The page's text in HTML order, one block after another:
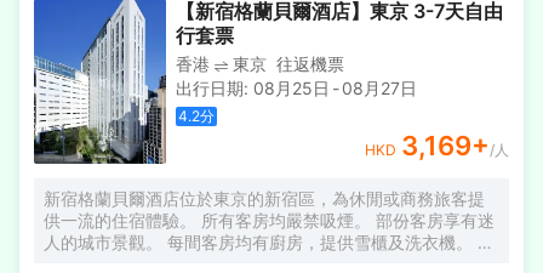
電源插座·充電用USB接口，採用席夢思公司制高級彈簧床墊
和床，並配置43英寸的智能電視，竭誠為您提供舒適便捷的
入住體驗。
【新宿格蘭貝爾酒店】東京 3-7天自由
行套票
香港 東京 往返機票
出行日期: 08月25日 -08月27日
4.2分
HKD 3,169+ /人
新宿格蘭貝爾酒店位於東京的新宿區，為休閒或商務旅客提
供一流的住宿體驗。 所有客房均嚴禁吸煙。 部份客房享有迷
人的城市景觀。 每間客房均有廚房，提供雪櫃及洗衣機。 想